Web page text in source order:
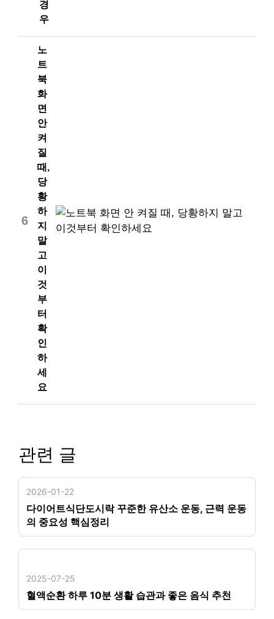
경
우
6
노
트
북
화
면
안
켜
질
때,
당
황
하
지
말
고
이
것
부
터
확
인
하
세
요
관련 글
2026-01-22
다이어트식단도시락 꾸준한 유산소 운동, 근력 운동
의 중요성 핵심정리
2025-07-25
혈액순환 하루 10분 생활 습관과 좋은 음식 추천